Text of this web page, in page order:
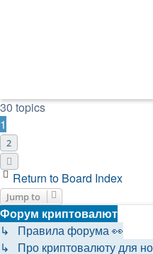
30 topics
1
2
Return to Board Index
Jump to
Форум криптовалют
↳ Правила форума 👀
↳ Про криптовалюту для